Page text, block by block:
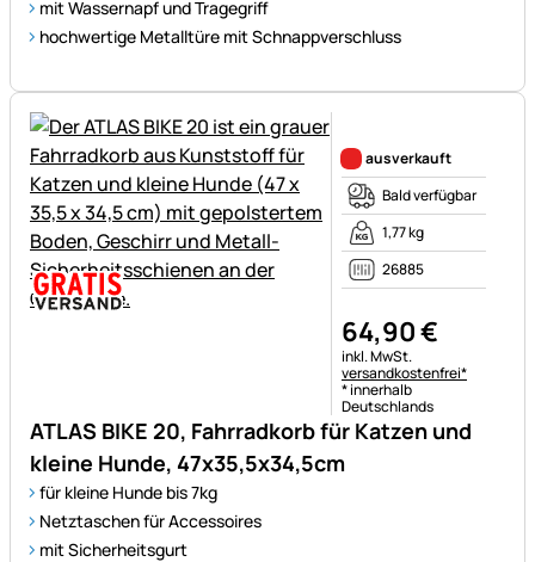
mit Wassernapf und Tragegriff
hochwertige Metalltüre mit Schnappverschluss
ATLAS BIKE 20, Fahrradkorb für Katzen und
kleine Hunde, 47x35,5x34,5cm
für kleine Hunde bis 7kg
Netztaschen für Accessoires
mit Sicherheitsgurt
ausverkauft
Bald verfügbar
1,77 kg
26885
64,90€
Steuerhinweis:
inkl. MwSt.
versandkostenfrei*
* innerhalb
Deutschlands